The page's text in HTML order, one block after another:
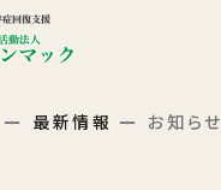
最新情報 お知らせ